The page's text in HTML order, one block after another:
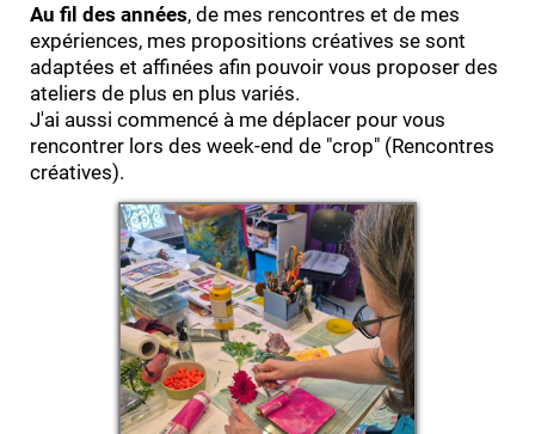
Au fil des années, de mes rencontres et de mes
expériences, mes propositions créatives se sont
adaptées et affinées afin pouvoir vous proposer des
ateliers de plus en plus variés.
J'ai aussi commencé à me déplacer pour vous
rencontrer lors des week-end de "crop" (Rencontres
créatives).